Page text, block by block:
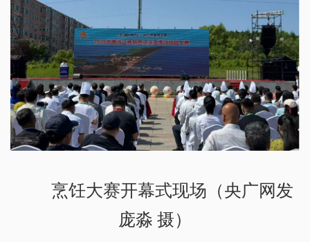
烹饪大赛开幕式现场（央广网发
庞淼 摄）